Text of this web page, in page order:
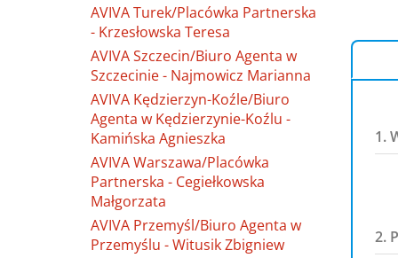
AVIVA Turek/Placówka Partnerska
- Krzesłowska Teresa
AVIVA Szczecin/Biuro Agenta w
Szczecinie - Najmowicz Marianna
AVIVA Kędzierzyn-Koźle/Biuro
Agenta w Kędzierzynie-Koźlu -
Kamińska Agnieszka
AVIVA Warszawa/Placówka
Partnerska - Cegiełkowska
Małgorzata
AVIVA Przemyśl/Biuro Agenta w
Przemyślu - Witusik Zbigniew
1.
2.